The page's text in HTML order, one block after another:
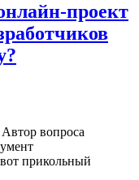
проект
Автор вопроса
прикольный